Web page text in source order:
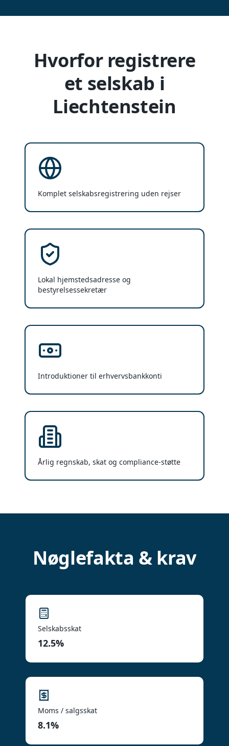
Hvorfor registrere
et selskab i
Liechtenstein
Komplet selskabsregistrering uden rejser
Lokal hjemstedsadresse og
bestyrelsessekretær
Introduktioner til erhvervsbankkonti
Årlig regnskab, skat og compliance-støtte
Nøglefakta & krav
Selskabsskat
12.5%
Moms / salgsskat
8.1%